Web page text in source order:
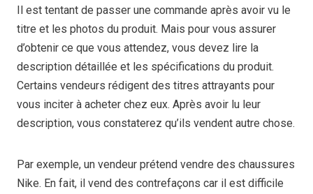
Il est tentant de passer une commande après avoir vu le
titre et les photos du produit. Mais pour vous assurer
d’obtenir ce que vous attendez, vous devez lire la
description détaillée et les spécifications du produit.
Certains vendeurs rédigent des titres attrayants pour
vous inciter à acheter chez eux. Après avoir lu leur
description, vous constaterez qu’ils vendent autre chose.
Par exemple, un vendeur prétend vendre des chaussures
Nike. En fait, il vend des contrefaçons car il est difficile